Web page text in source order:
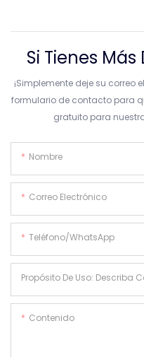
Si Tienes
¡Simplemente deje su correo
formulario de contacto para
gratuito para
Nombre
Correo Electrónico
Teléfono/WhatsApp
Propósito De Uso: Describa
Contenido